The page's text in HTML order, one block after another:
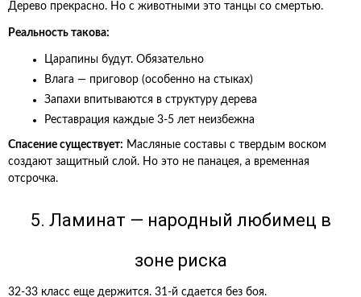
Дерево прекрасно. Но с животными это танцы со смертью.
Реальность такова:
Царапины будут. Обязательно
Влага — приговор (особенно на стыках)
Запахи впитываются в структуру дерева
Реставрация каждые 3-5 лет неизбежна
Спасение существует: Масляные составы с твердым воском
создают защитный слой. Но это не панацея, а временная
отсрочка.
5. Ламинат — народный любимец в
зоне риска
32-33 класс еще держится. 31-й сдается без боя.